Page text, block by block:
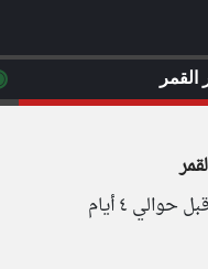
٤ أيام
القمر